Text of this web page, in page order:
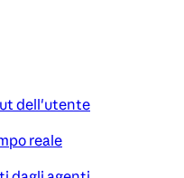
dell'utente
reale